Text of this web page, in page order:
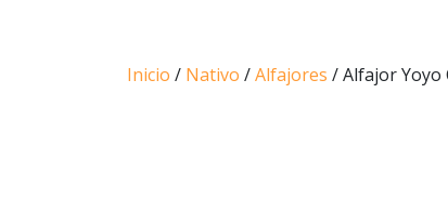
Inicio / Nativo /Alfajores / Alfajor Yoyo